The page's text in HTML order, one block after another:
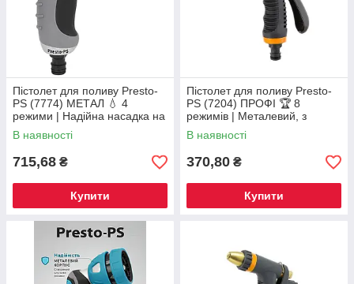
Пістолет для поливу Presto-
PS (7774) МЕТАЛ 💧 4
режими | Надійна насадка на
шланг з латунною
форсункою
В наявності
715,68 ₴
Купити
Пістолет для поливу Presto-
PS (7204) ПРОФІ 🏆 8
режимів | Металевий, з
фіксатором курка для
комфорту
В наявності
370,80 ₴
Купити